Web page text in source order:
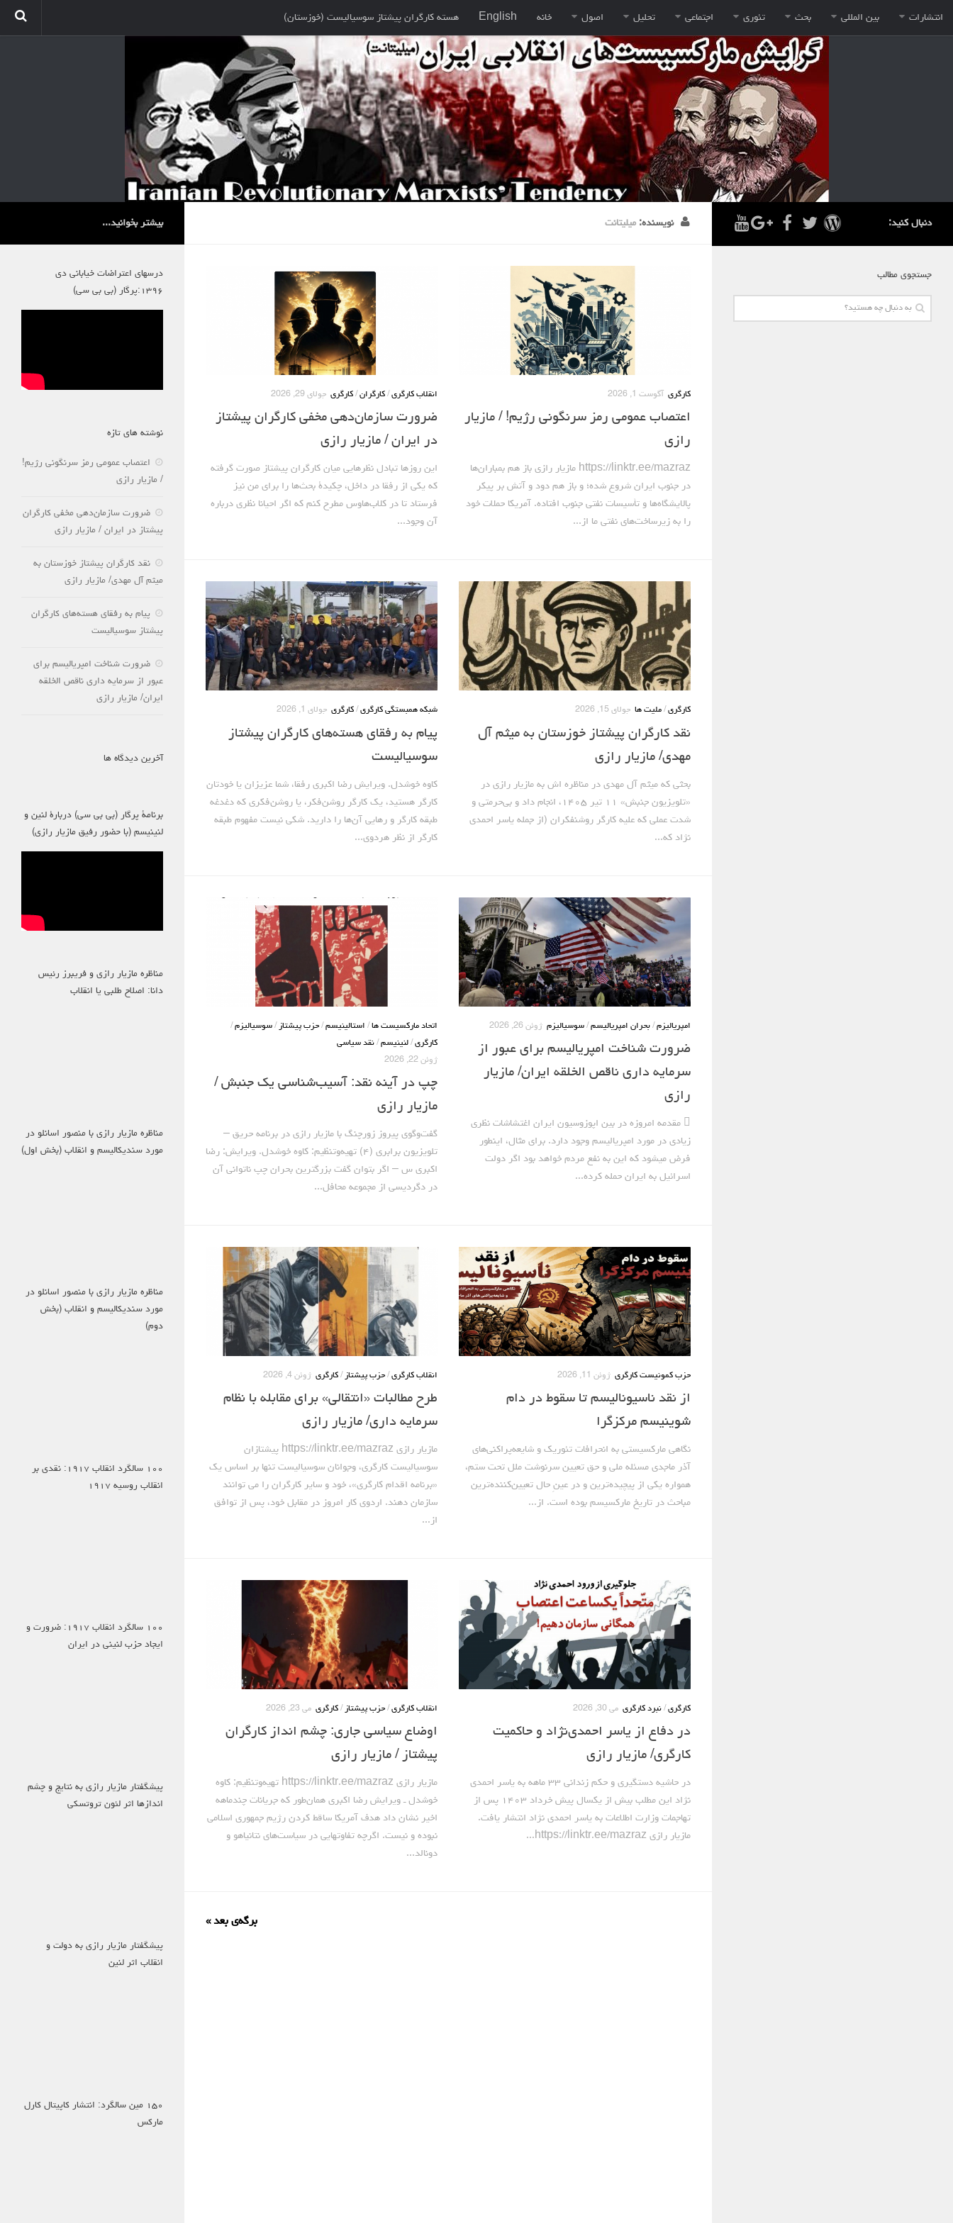
انتشارات بین المللی بحث تئوری اجتماعی تحلیل اصول خانه English هسته کارگران پيشتاز سوسياليست (خوزستان)
نویسنده: میلیتانت
کارگری آگوست 1, 2026
اعتصاب عمومی رمز سرنگونی رژیم! / مازیار
رازی
https://linktr.ee/mazraz مازیار رازی باز هم بمباران‌ها
در جنوب ایران شروع شده؛ و باز هم دود و آتش بر پیکر
پالایشگاه‌ها و تأسیسات نفتی جنوب افتاده. آمریکا حملات خود
را به زیرساخت‌های نفتی ما از...
انقلاب کارگری / کارگران / کارگری جولای 29, 2026
ضرورت سازمان‌دهی مخفی کارگران پیشتاز
در ایران / مازیار رازی
این روزها تبادل نظرهایی میان کارگران پیشتاز صورت گرفته
که یکی از رفقا در داخل، چکیدۀ بحث‌ها را برای من نیز
فرستاد تا در کلاب‌هاوس مطرح کنم که اگر احیانا نظری درباره
آن وجود...
کارگری / ملیت ها جولای 15, 2026
نقد کارگران پیشتاز خوزستان به میثم آل
مهدی/ مازیار رازی
بحثی که میثم آل‌ مهدی در مناظره اش به مازیار رازی در
«تلویزیون جنبش» ۱۱ تیر ۱۴۰۵، انجام داد و بی‌حرمتی و
شدت عملی که علیه کارگر روشنفکران (از جمله یاسر احمدی
نژاد که...
شبکه همبستگی کارگری / کارگری جولای 1, 2026
پیام به رفقای هسته‌های کارگران پیشتاز
سوسیالیست
کاوه خوشدل. ویرایش رضا اکبری رفقا، شما عزیزان یا خودتان
کارگر هستید، یک کارگر روشن‌فکر، یا روشن‌فکری که دغدغه
طبقه کارگر و رهایی آن‌ها را دارید. شکی نیست مفهوم طبقه
کارگر از نظر هردوی...
امپریالیزم / بحران امپریالیسم / سوسیالیزم ژوئن 26, 2026
ضرورت شناخت امپریالیسم برای عبور از
سرمایه داری ناقص الخلقه ایران/ مازیار
رازی
 مقدمه امروزه در بین اپوزوسیون ایران اغتشاشات نظری
زیادی در مورد امپریالیسم وجود دارد. برای مثال، اینطور
فرض میشود که این به نفع مردم خواهد بود اگر دولت
اسرائیل به ایران حمله کرده...
اتحاد مارکسیست ها / استالینیسم / حزب پیشتاز / سوسیالیزم /
کارگری / لنینیسم / نقد سیاسی
ژوئن 22, 2026
چپ در آینه نقد: آسیب‌شناسی یک جنبش /
مازیار رازی
گفت‌وگوی پیروز زورچنگ با مازیار رازی در برنامه حریق –
تلویزیون برابری (۴) تهیه‌وتنظیم: کاوه خوشدل. ویرایش: رضا
اکبری س – اگر بتوان گفت بزرگترین بحران چپ ناتوانی آن
در دگردیسی از مجموعه محافل...
حزب کمونیست کارگری ژوئن 11, 2026
از نقد ناسیونالیسم تا سقوط در دام
شوینیسم مرکزگرا
نگاهی مارکسیستی به انحرافات تئوریک و شایعه‌پراکنی‌های
آذر ماجدی مسئله ملی و حق تعیین سرنوشت ملل تحت ستم،
همواره یکی از پیچیده‌ترین و در عینِ‌ حال تعیین‌کننده‌ترین
مباحث در تاریخ مارکسیسم بوده است. از...
انقلاب کارگری / حزب پیشتاز / کارگری ژوئن 4, 2026
طرح مطالبات «انتقالی» برای مقابله با نظام
سرمایه داری/ مازیار رازی
مازیار رازی https://linktr.ee/mazraz پیشتازان
سوسیالیست کارگری، وجوانان سوسیالیست تنها بر اساس یک
«برنامه اقدام کارگری»، خود و سایر کارگران را می توانند
سازمان دهند. اردوی کار امروز در مقابل خود، پس از توافق
از...
کارگری / نبرد کارگری می 30, 2026
در دفاع از یاسر احمدی‌نژاد و حاکمیت
کارگری/ مازیار رازی
در حاشیه دستگیری و حکم زندانی ۳۳ ماهه به یاسر احمدی
نژاد این مطلب بیش از یکسال پیش خرداد ۱۴۰۳ پس از
تهاجمات وزارت اطلاعات به یاسر احمدی نژاد انتشار یافت.
مازیار رازی https://linktr.ee/mazraz...
انقلاب کارگری / حزب پیشتاز / کارگری می 23, 2026
اوضاع سیاسی جاری: چشم انداز کارگران
پیشتاز / مازیار رازی
مازیار رازی https://linktr.ee/mazraz تهیه‌وتنظیم: کاوه
خوشدل ـ ویرایش رضا اکبری همان‌طور که جریانات چندماهه
اخیر نشان داد هدف آمریکا ساقط کردن رژیم جمهوری اسلامی
نبوده و نیست. اگرچه تفاوت‎هایی در سیاست‌های نتانیاهو و
دونالد...
برگه‌ی بعد »
دنبال کنید:
جستجوی مطالب
بیشتر بخوانید...
درسهای اعتراضات خیابانی دی
۱۳۹۶:پرگار (بی بی سی)
نوشته های تازه
اعتصاب عمومی رمز سرنگونی رژیم!
/ مازیار رازی
ضرورت سازمان‌دهی مخفی کارگران
پیشتاز در ایران / مازیار رازی
نقد کارگران پیشتاز خوزستان به
میثم آل مهدی/ مازیار رازی
پیام به رفقای هسته‌های کارگران
پیشتاز سوسیالیست
ضرورت شناخت امپریالیسم برای
عبور از سرمایه داری ناقص الخلقه
ایران/ مازیار رازی
آخرین دیدگاه ها
برنامۀ پرگار (بی بی سی) دربارۀ لنین و
لنینیسم (با حضور رفیق مازیار رازی)
مناظره مازیار رازی و فریبرز رئیس
دانا: اصلاح طلبی یا انقلاب
مناظره مازیار رازی با منصور اسانلو در
مورد سندیکالیسم و انقلاب (بخش اول)
مناظره مازیار رازی با منصور اسانلو در
مورد سندیکالیسم و انقلاب (بخش
دوم)
۱۰۰ سالگرد انقلاب ۱۹۱۷: نقدی بر
انقلاب روسیه ۱۹۱۷
۱۰۰ سالگرد انقلاب ۱۹۱۷: ضرورت و
ایجاد حزب لنینی در ایران
پیشگفتار مازیار رازی به نتایج و چشم
اندازها اثر لئون تروتسکی
پیشگفتار مازیار رازی به دولت و
انقلاب اثر لنین
۱۵۰ مین سالگرد: انتشار کاپیتال کارل
مارکس